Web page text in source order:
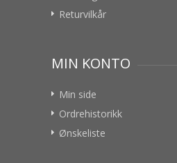
Returvilkår
MIN KONTO
Min side
Ordrehistorikk
Ønskeliste